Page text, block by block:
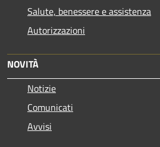
Salute, benessere e assistenza
Autorizzazioni
NOVITÀ
Notizie
Comunicati
Avvisi